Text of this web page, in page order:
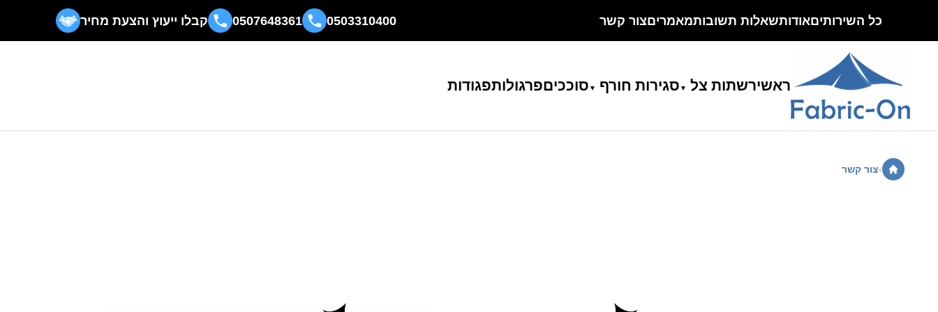
כל השירותיםאודותשאלות תשובותמאמריםצור קשר 0503310400
0507648361 קבלו ייעוץ והצעת מחיר
ראשירשתות צל סגירות חורף סוככיםפרגולותפגודות
›צור קשר